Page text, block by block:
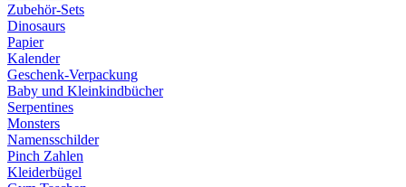
Zubehör-Sets
Dinosaurs
Papier
Kalender
Geschenk-Verpackung
Baby und Kleinkindbücher
Serpentines
Monsters
Namensschilder
Pinch Zahlen
Kleiderbügel